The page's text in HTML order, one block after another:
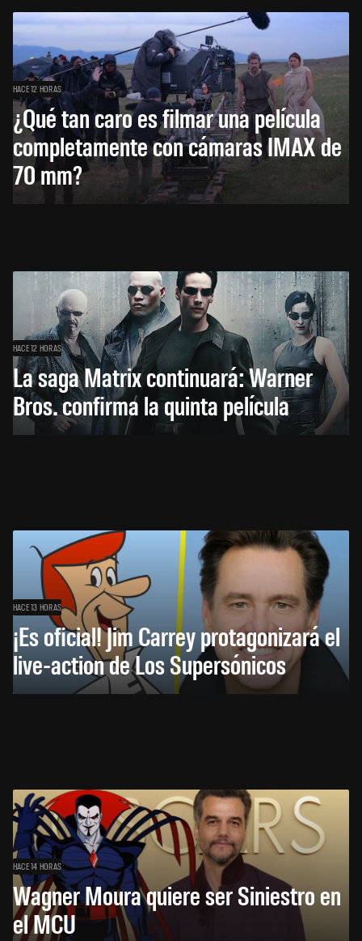
HACE 12 HORAS
¿Qué tan caro es filmar una película
completamente con cámaras IMAX de
70 mm?
HACE 12 HORAS
La saga Matrix continuará: Warner
Bros. confirma la quinta película
HACE 13 HORAS
¡Es oficial! Jim Carrey protagonizará el
live-action de Los Supersónicos
HACE 14 HORAS
Wagner Moura quiere ser Siniestro en
el MCU